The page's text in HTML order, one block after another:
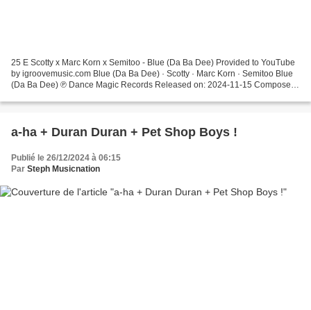
25 E Scotty x Marc Korn x Semitoo - Blue (Da Ba Dee) Provided to YouTube
by igroovemusic.com Blue (Da Ba Dee) · Scotty · Marc Korn · Semitoo Blue
(Da Ba Dee) ℗ Dance Magic Records Released on: 2024-11-15 Composer:
a-ha + Duran Duran + Pet Shop Boys !
Publié le 26/12/2024 à 06:15
Par Steph Musicnation